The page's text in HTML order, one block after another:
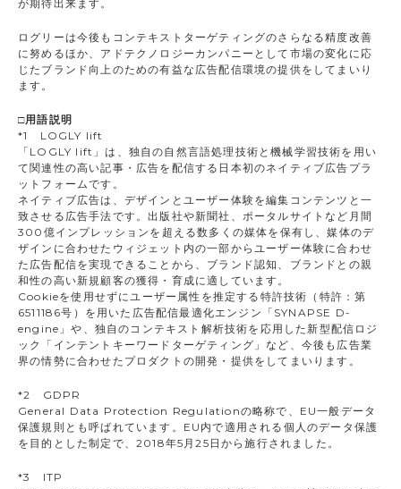
が期待出来ます。
ログリーは今後もコンテキストターゲティングのさらなる精度改善
に努めるほか、アドテクノロジーカンパニーとして市場の変化に応
じたブランド向上のための有益な広告配信環境の提供をしてまいり
ます。
□用語説明
*1 LOGLY lift
「LOGLY lift」は、独自の自然言語処理技術と機械学習技術を用い
て関連性の高い記事・広告を配信する日本初のネイティブ広告プラ
ットフォームです。
ネイティブ広告は、デザインとユーザー体験を編集コンテンツと一
致させる広告手法です。出版社や新聞社、ポータルサイトなど月間
300億インプレッションを超える数多くの媒体を保有し、媒体のデ
ザインに合わせたウィジェット内の一部からユーザー体験に合わせ
た広告配信を実現できることから、ブランド認知、ブランドとの親
和性の高い新規顧客の獲得・育成に適しています。
Cookieを使用せずにユーザー属性を推定する特許技術（特許：第
6511186号）を用いた広告配信最適化エンジン「SYNAPSE D-
engine」や、独自のコンテキスト解析技術を応用した新型配信ロジ
ック「インテントキーワードターゲティング」など、今後も広告業
界の情勢に合わせたプロダクトの開発・提供をしてまいります。
*2 GDPR
General Data Protection Regulationの略称で、EU一般データ
保護規則とも呼ばれています。EU内で適用される個人のデータ保護
を目的とした制定で、2018年5月25日から施行されました。
*3 ITP